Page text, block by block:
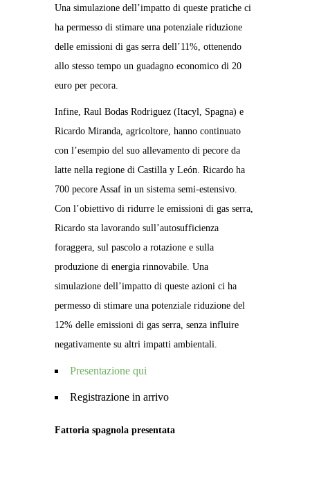
Una simulazione dell’impatto di queste pratiche ci
ha permesso di stimare una potenziale riduzione
delle emissioni di gas serra dell’11%, ottenendo
allo stesso tempo un guadagno economico di 20
euro per pecora.
Infine, Raul Bodas Rodriguez (Itacyl, Spagna) e
Ricardo Miranda, agricoltore, hanno continuato
con l’esempio del suo allevamento di pecore da
latte nella regione di Castilla y León. Ricardo ha
700 pecore Assaf in un sistema semi-estensivo.
Con l’obiettivo di ridurre le emissioni di gas serra,
Ricardo sta lavorando sull’autosufficienza
foraggera, sul pascolo a rotazione e sulla
produzione di energia rinnovabile. Una
simulazione dell’impatto di queste azioni ci ha
permesso di stimare una potenziale riduzione del
12% delle emissioni di gas serra, senza influire
negativamente su altri impatti ambientali.
Presentazione qui
Registrazione in arrivo
Fattoria spagnola presentata